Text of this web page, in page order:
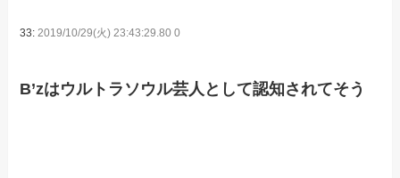
33: 2019/10/29(火) 23:43:29.80 0
B’zはウルトラソウル芸人として認知されてそう